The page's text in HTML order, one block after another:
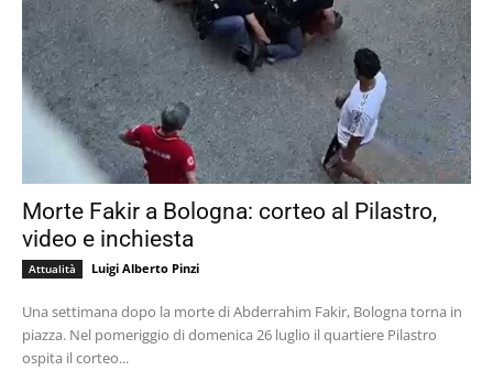
Morte Fakir a Bologna: corteo al Pilastro,
video e inchiesta
Attualità Luigi Alberto Pinzi
Una settimana dopo la morte di Abderrahim Fakir, Bologna torna in
piazza. Nel pomeriggio di domenica 26 luglio il quartiere Pilastro
ospita il corteo...